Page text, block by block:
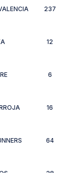
237
12
6
16
64